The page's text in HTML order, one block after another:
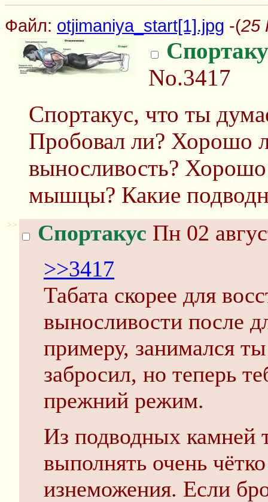
Файл: otjimaniya_start[1].jpg -(25
No.3417
Спортакус, что ты
Пробовал ли? Хорошо
выносливость?
мышцы? Какие
>> Спортакус Пн 02
>>3417
Табата скорее для
выносливости после
примеру, занимался
забросил, но теперь
прежний режим.
Из подводных камней
выполнять очень
изнеможения. Если